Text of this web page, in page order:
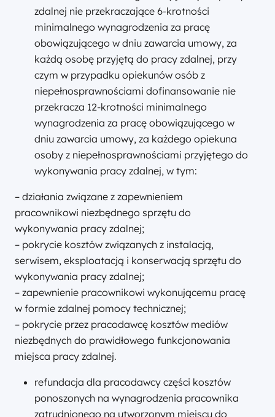
zdalnej nie przekraczające 6-krotności
minimalnego wynagrodzenia za pracę
obowiązującego w dniu zawarcia umowy, za
każdą osobę przyjętą do pracy zdalnej, przy
czym w przypadku opiekunów osób z
niepełnosprawnościami dofinansowanie nie
przekracza 12-krotności minimalnego
wynagrodzenia za pracę obowiązującego w
dniu zawarcia umowy, za każdego opiekuna
osoby z niepełnosprawnościami przyjętego do
wykonywania pracy zdalnej, w tym:
– działania związane z zapewnieniem
pracownikowi niezbędnego sprzętu do
wykonywania pracy zdalnej;
– pokrycie kosztów związanych z instalacją,
serwisem, eksploatacją i konserwacją sprzętu do
wykonywania pracy zdalnej;
– zapewnienie pracownikowi wykonującemu pracę
w formie zdalnej pomocy technicznej;
– pokrycie przez pracodawcę kosztów mediów
niezbędnych do prawidłowego funkcjonowania
miejsca pracy zdalnej.
refundacja dla pracodawcy części kosztów
ponoszonych na wynagrodzenia pracownika
zatrudnionego na utworzonym miejscu do